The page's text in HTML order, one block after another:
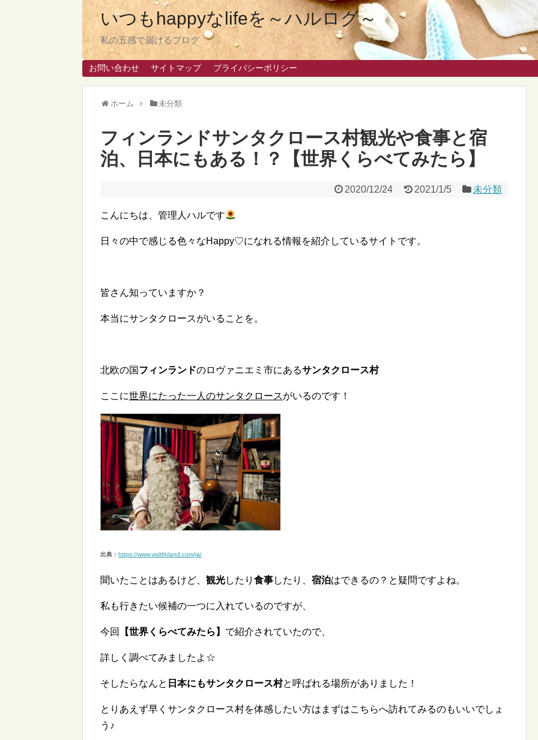
いつもhappyなlifeを～ハルログ～
私の五感で届けるブログ
お問い合わせ サイトマップ プライバシーポリシー
ホーム 未分類
フィンランドサンタクロース村観光や食事と宿
泊、日本にもある！？【世界くらべてみたら】
2020/12/24 2021/1/5 未分類
こんにちは、管理人ハルです
日々の中で感じる色々なHappy♡になれる情報を紹介しているサイトです。
皆さん知っていますか？
本当にサンタクロースがいることを。
北欧の国フィンランドのロヴァニエミ市にあるサンタクロース村
ここに世界にたった一人のサンタクロースがいるのです！
出典： https://www.visitfinland.com/ja/
聞いたことはあるけど、 観光したり 食事したり、 宿泊はできるの？と疑問ですよね。
私も行きたい候補の一つに入れているのですが、
今回 【世界くらべてみたら】 で紹介されていたので、
詳しく調べてみましたよ☆
そしたらなんと 日本にもサンタクロース村と呼ばれる場所がありました！
とりあえず早くサンタクロース村を体感したい方はまずはこちらへ訪れてみるのもいいでしょ
う♪